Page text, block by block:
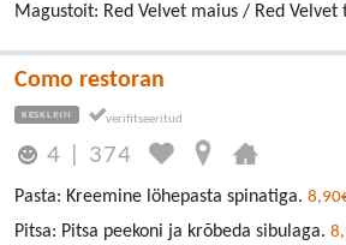
Magustoit: Red Velvet maius / Red Velvet
Como restoran
KESKLINN
4 374
Pasta: Kreemine löhepasta spinatiga.
Pitsa: Pitsa peekoni ja krõbeda sibulaga.